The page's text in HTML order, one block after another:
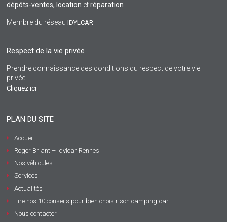
dépôts-ventes, location etréparation.
Membre du réseauIDYLCAR
Respect de la vie privée
Prendre connaissance des conditions du respect de votre vie
privée.
Cliquez ici
PLAN DU SITE
Accueil
Roger Briant – Idylcar Rennes
Nos véhicules
Services
Actualités
Lire nos 10 conseils pour bien choisir son camping-car
Nous contacter